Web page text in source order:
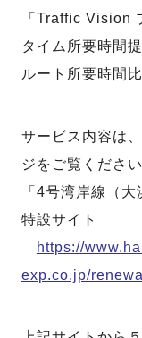
「Traffic Vision
タイム所要時間
ルート所要時間
サービス内容は
ジをご覧ください
「4号湾岸線（
特設サイト
https://
exp.co.jp/